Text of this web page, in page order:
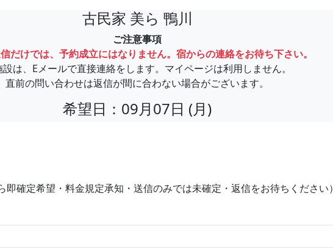
古民家 美ら 鴨川
ご注意事項
だけでは、予約成立にはなりません。宿からの連絡をお待ち下さい。
設は、Eメールで直接連絡をします。マイページは利用しません。
直前の問い合わせは返信が間に合わない場合がございます。
希望日：09月07日 (月)
即確定希望・料金規定承知・送信のみでは未確定・返信をお待ちください）